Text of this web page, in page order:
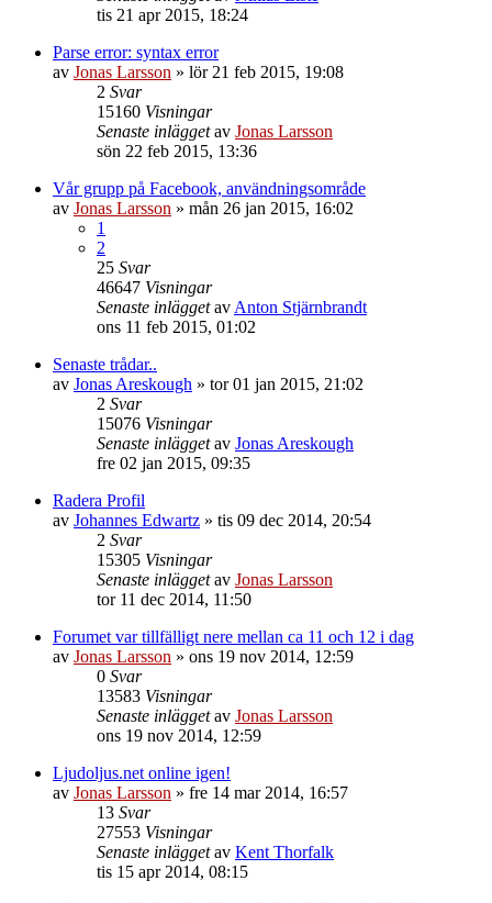
tis 21 apr 2015, 18:24
Parse error: syntax error
av Jonas Larsson » lör 21 feb 2015, 19:08
2 Svar
15160 Visningar
Senaste inläggetav Jonas Larsson
sön 22 feb 2015, 13:36
Vår grupp på Facebook, användningsområde
av Jonas Larsson » mån 26 jan 2015, 16:02
1
2
25 Svar
46647 Visningar
Senaste inläggetavAnton Stjärnbrandt
ons 11 feb 2015, 01:02
Senaste trådar..
av Jonas Areskough » tor 01 jan 2015, 21:02
2 Svar
15076 Visningar
Senaste inläggetav Jonas Areskough
fre 02 jan 2015, 09:35
Radera Profil
av Johannes Edwartz » tis 09 dec 2014, 20:54
2 Svar
15305 Visningar
Senaste inläggetav Jonas Larsson
tor 11 dec 2014, 11:50
Forumet var tillfälligt nere mellan ca 11 och 12 i dag
av Jonas Larsson » ons 19 nov 2014, 12:59
0 Svar
13583 Visningar
Senaste inläggetav Jonas Larsson
ons 19 nov 2014, 12:59
Ljudoljus.net online igen!
av Jonas Larsson » fre 14 mar 2014, 16:57
13 Svar
27553 Visningar
Senaste inläggetav Kent Thorfalk
tis 15 apr 2014, 08:15